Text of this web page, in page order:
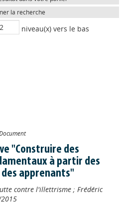
la recherche
niveau(x) vers le bas
"Construire des
à partir des
apprenants"
contre l'illettrisme ; Frédéric